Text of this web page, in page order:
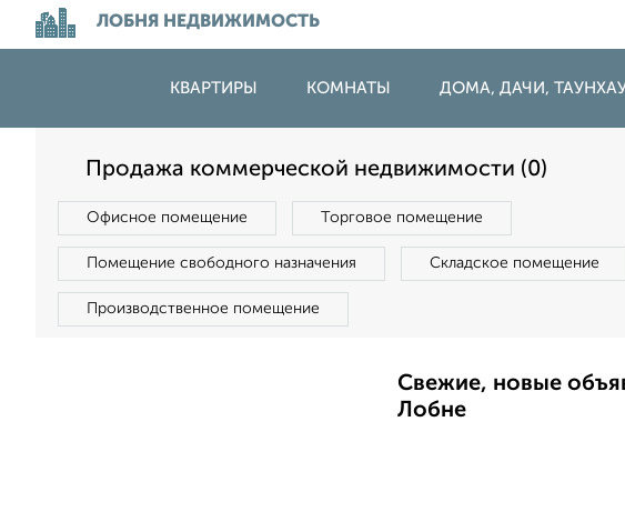
ЛОБНЯ НЕДВИЖИМОСТЬ
КВАРТИРЫ КОМНАТЫ ДОМА, ДАЧИ,
Продажа коммерческой недвижимости (0)
Офисное помещение Торговое помещение
Помещение свободного назначения Складское помещение
Производственное помещение
Свежие, новые
Лобне